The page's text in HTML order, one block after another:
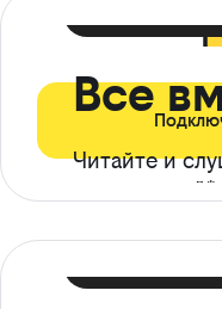
Все
Читайте и
ограничений*